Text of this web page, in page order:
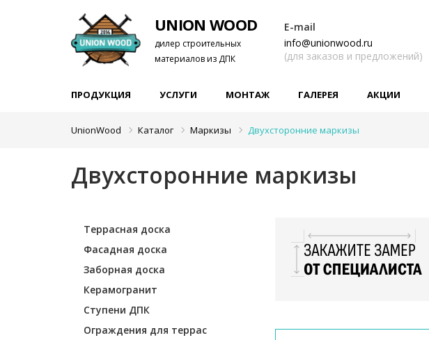
UNION WOOD
дилер строительных
материалов из ДПК
E-mail
info@unionwood.ru
(для заказов и предложений)
ПРОДУКЦИЯ УСЛУГИ МОНТАЖ ГАЛЕРЕЯ АКЦИИ
UnionWood Каталог Маркизы Двухсторонние маркизы
Двухсторонние маркизы
Террасная доска
Фасадная доска
Заборная доска
Керамогранит
Ступени ДПК
Ограждения для террас